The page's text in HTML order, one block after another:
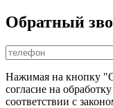
Обратный
Нажимая на кнопку
согласие на
соответствии с